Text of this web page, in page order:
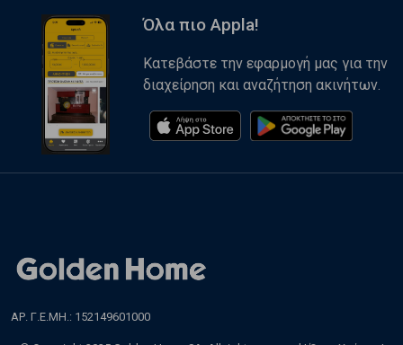
Όλα πιο Appla!
Κατεβάστε την εφαρμογή μας για την
διαχείρηση και αναζήτηση ακινήτων.
ΑΡ. Γ.Ε.ΜΗ.: 152149601000